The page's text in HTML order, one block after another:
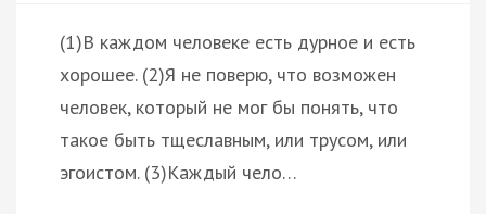
(1)В каждом человеке есть дурное и есть
хорошее. (2)Я не поверю, что возможен
человек, который не мог бы понять, что
такое быть тщеславным, или трусом, или
эгоистом. (3)Каждый чело…